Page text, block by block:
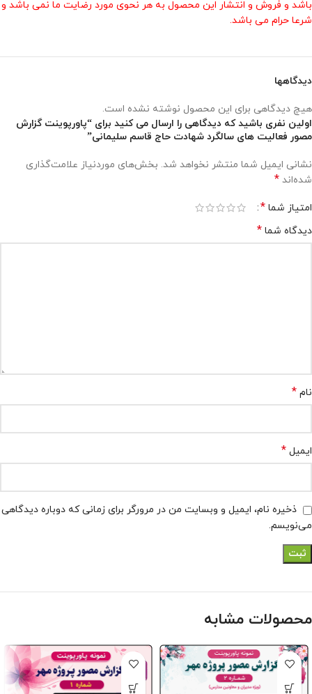
باشد و فروش و انتشار این محصول به هر نحوی مورد رضایت ما نمی باشد و
شرعا حرام می باشد.
دیدگاهها
هیچ دیدگاهی برای این محصول نوشته نشده است.
اولین نفری باشید که دیدگاهی را ارسال می کنید برای “پاورپوینت گزارش
مصور فعالیت های سالگرد شهادت حاج قاسم سلیمانی”
نشانی ایمیل شما منتشر نخواهد شد. بخش‌های موردنیاز علامت‌گذاری
شده‌اند *
امتیاز شما *
دیدگاه شما *
نام *
ایمیل *
ذخیره نام، ایمیل و وبسایت من در مرورگر برای زمانی که دوباره دیدگاهی
می‌نویسم.
محصولات مشابه